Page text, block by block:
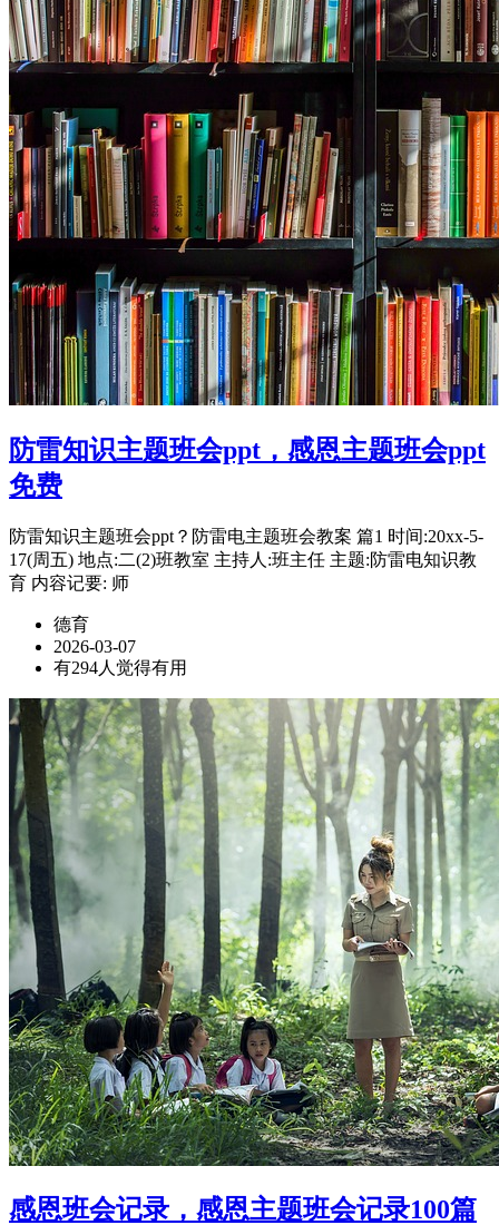
防雷知识主题班会ppt，感恩主题班会ppt
免费
防雷知识主题班会ppt？防雷电主题班会教案 篇1 时间:20xx-5-
17(周五) 地点:二(2)班教室 主持人:班主任 主题:防雷电知识教
育 内容记要: 师
德育
2026-03-07
有294人觉得有用
感恩班会记录，感恩主题班会记录100篇